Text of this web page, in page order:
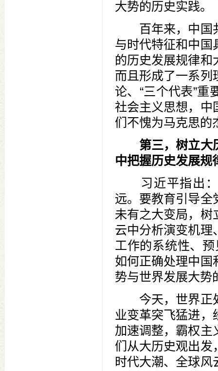
大势的历史实践。
百年来，中国共
与时代特征和中国
的历史发展规律和
而且形成了一系列
论、“三个代表”
社会主义思想，中
们不愧为马克思的
第三，树立大
中把握历史发展规
习近平指出：“
远。要教育引导全
未有之大变局，树
云中分析演变机理
工作的系统性、
如何正确处理中国
势与世界发展大势
今天，世界正处
业变革突飞猛进，
加速调整，霸权主
们从大历史观出发
时代大潮、全球